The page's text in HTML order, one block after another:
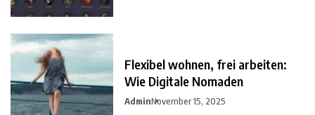
Flexibel wohnen, frei arbeiten:
Wie Digitale Nomaden
AdminNovember 15, 2025